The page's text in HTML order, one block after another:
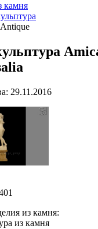
камня
29.11.2016
из камня:
из камня